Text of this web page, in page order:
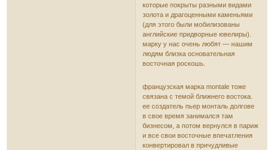
которые покрыты разными видами
золота и драгоценными каменьями
(для этого были мобилизованы
английские придворные ювелиры).
марку у нас очень любят — нашим
людям близка основательная
восточная роскошь.
французская марка montale тоже
связана с темой ближнего востока.
ее создатель пьер монталь долгове
в свое время занимался там
бизнесом, а потом вернулся в париж
и все свои восточные впечатления
конвертировал в причудливые